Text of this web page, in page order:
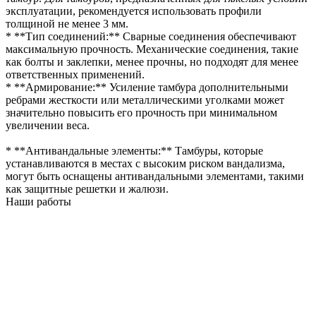
эксплуатации, рекомендуется использовать профили
толщиной не менее 3 мм.
* **Тип соединений:** Сварные соединения обеспечивают
максимальную прочность. Механические соединения, такие
как болты и заклепки, менее прочны, но подходят для менее
ответственных применений.
* **Армирование:** Усиление тамбура дополнительными
ребрами жесткости или металлическими уголками может
значительно повысить его прочность при минимальном
увеличении веса.
* **Антивандальные элементы:** Тамбуры, которые
устанавливаются в местах с высоким риском вандализма,
могут быть оснащены антивандальными элементами, такими
как защитные решетки и жалюзи.
Наши работы